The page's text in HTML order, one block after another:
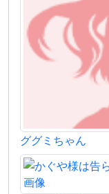
ググミちゃん